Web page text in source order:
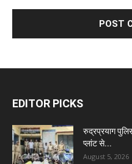
EDITOR PICKS
रुद्रप्रयाग
प्लांट से...
August 5, 2026